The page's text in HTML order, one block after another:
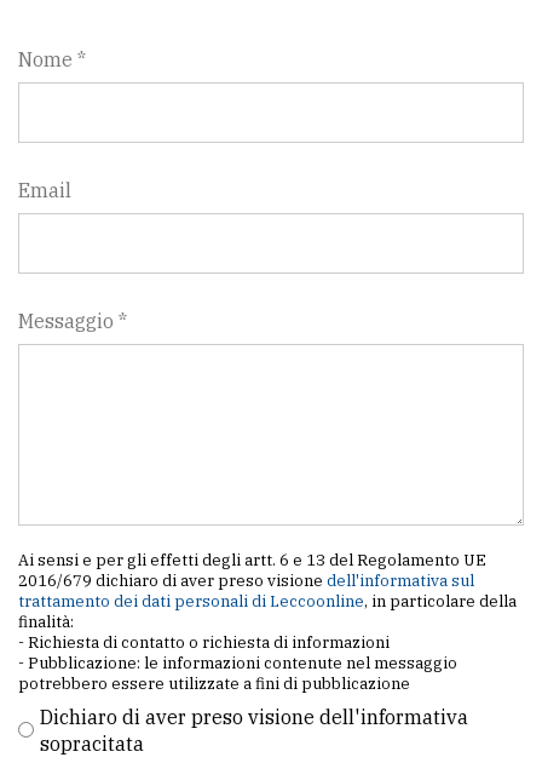
Nome *
Email
Messaggio *
Ai sensi e per gli effetti degli artt. 6 e 13 del Regolamento UE
2016/679 dichiaro di aver preso visione dell'informativa sul
trattamento dei dati personali di Leccoonline, in particolare della
finalità:
- Richiesta di contatto o richiesta di informazioni
- Pubblicazione: le informazioni contenute nel messaggio
potrebbero essere utilizzate a fini di pubblicazione
Dichiaro di aver preso visione dell'informativa
sopracitata